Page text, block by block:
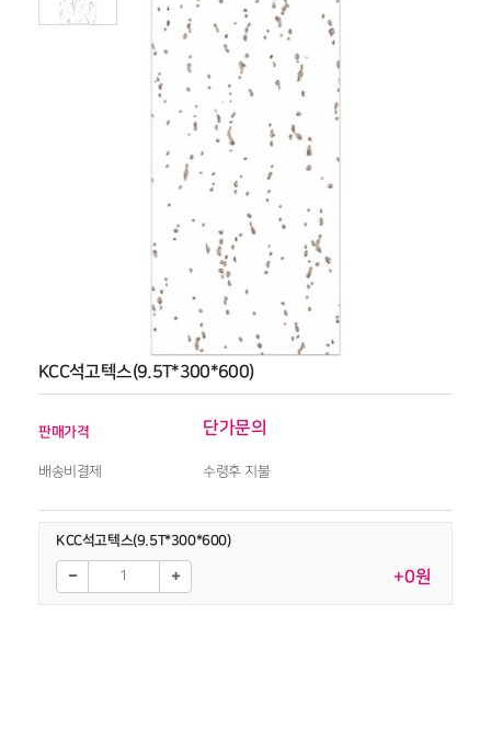
KCC석고텍스(9.5T*300*600)
판매가격 단가문의
배송비결제 수령후 지불
KCC석고텍스(9.5T*300*600)
+0원